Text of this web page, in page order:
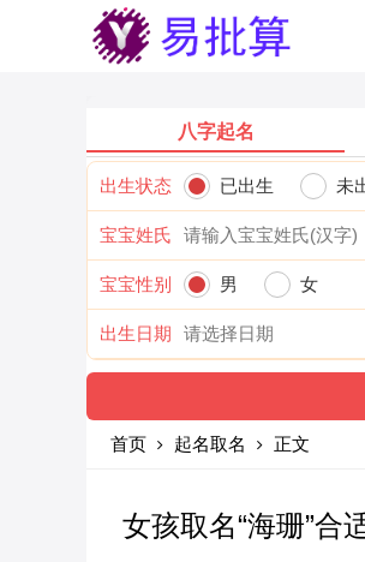
八字起名
出生状态 已出生 未
宝宝姓氏
宝宝性别 男 女
出生日期
首页 起名取名 正文
女孩取名“海珊”合